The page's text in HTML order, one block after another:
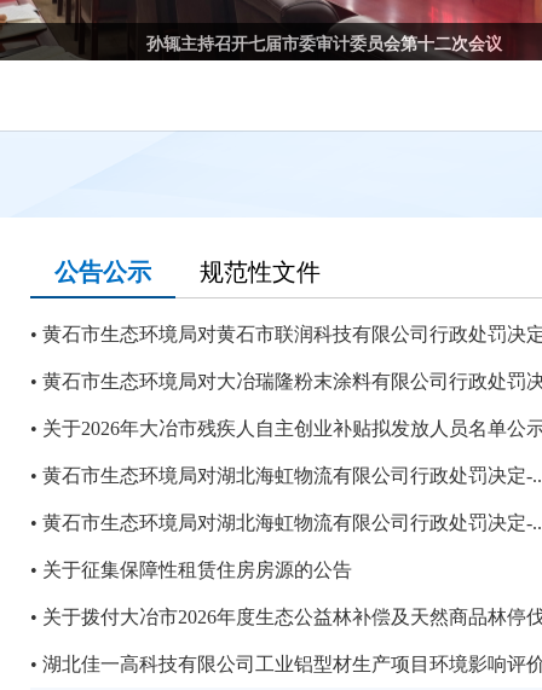
孙辄主持召开七届市委审计委员会第十二次会议
公告公示 规范性文件
黄石市生态环境局对黄石市联润科技有限公司行政处罚决
黄石市生态环境局对大冶瑞隆粉末涂料有限公司行政处罚
关于2026年大冶市残疾人自主创业补贴拟发放人员名单公
黄石市生态环境局对湖北海虹物流有限公司行政处罚决定-
黄石市生态环境局对湖北海虹物流有限公司行政处罚决定-
关于征集保障性租赁住房房源的公告
关于拨付大冶市2026年度生态公益林补偿及天然商品林停
湖北佳一高科技有限公司工业铝型材生产项目环境影响评